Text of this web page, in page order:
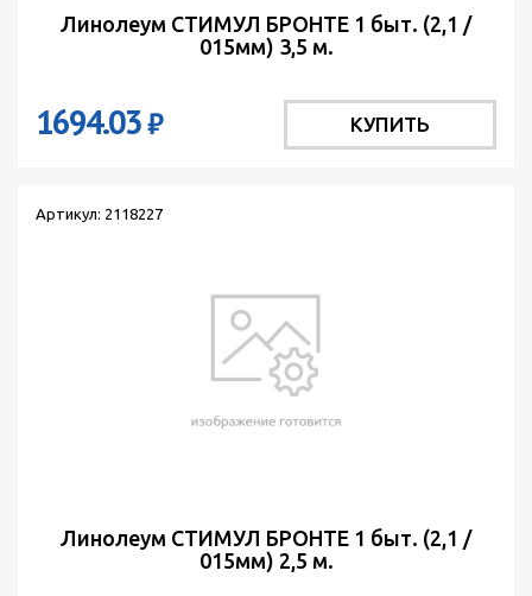
Линолеум СТИМУЛ БРОНТЕ 1 быт. (2,1 /
015мм) 3,5 м.
1694.03₽ КУПИТЬ
Артикул: 2118227
Линолеум СТИМУЛ БРОНТЕ 1 быт. (2,1 /
015мм) 2,5 м.